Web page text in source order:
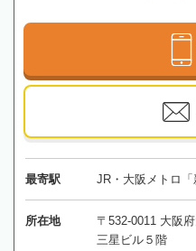
最寄駅 JR・大阪メトロ
所在地
〒532-0011 大阪
三星ビル５階